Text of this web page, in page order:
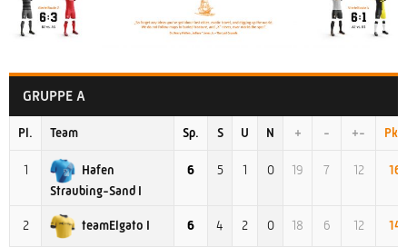
GRUPPE A
Pl. Team Sp. S U N + - +- Pkt.
1
Hafen
Straubing-Sand I
6 5 1 0 19 7 12 16
2 teamElgato I 6 4 2 0 18 6 12 14